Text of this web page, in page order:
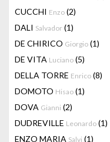
CUCCHI Enzo (2)
DALI Salvador (1)
DE CHIRICO Giorgio (1)
DE VITA Luciano (5)
DELLA TORRE Enrico (8)
DOMOTO Hisao (1)
DOVA Gianni (2)
DUDREVILLE Leonardo (1)
ENZO MARIA Salvi (1)